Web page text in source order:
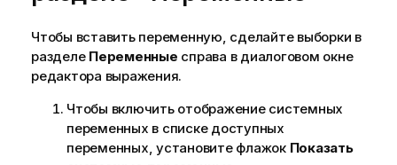
Чтобы вставить переменную, сделайте выборки в
разделе Переменные справа в диалоговом окне
редактора выражения.
Чтобы включить отображение системных
переменных в списке доступных
переменных, установите флажок Показать